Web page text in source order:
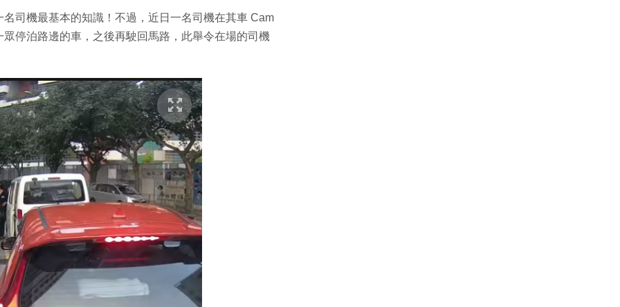
司機最基本的知識！不過，近日一名司機在其車 Cam
停泊路邊的車，之後再駛回馬路，此舉令在場的司機